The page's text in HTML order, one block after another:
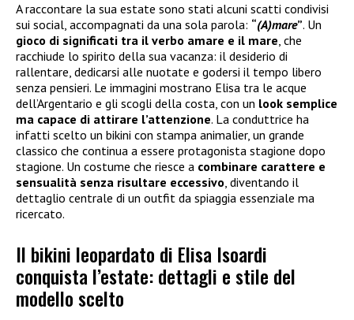
A raccontare la sua estate sono stati alcuni scatti condivisi
sui social, accompagnati da una sola parola: “(A)mare”. Un
gioco di significati tra il verbo amare e il mare, che
racchiude lo spirito della sua vacanza: il desiderio di
rallentare, dedicarsi alle nuotate e godersi il tempo libero
senza pensieri. Le immagini mostrano Elisa tra le acque
dell’Argentario e gli scogli della costa, con un look semplice
ma capace di attirare l’attenzione. La conduttrice ha
infatti scelto un bikini con stampa animalier, un grande
classico che continua a essere protagonista stagione dopo
stagione. Un costume che riesce a combinare carattere e
sensualità senza risultare eccessivo, diventando il
dettaglio centrale di un outfit da spiaggia essenziale ma
ricercato.
Il bikini leopardato di Elisa Isoardi
conquista l’estate: dettagli e stile del
modello scelto